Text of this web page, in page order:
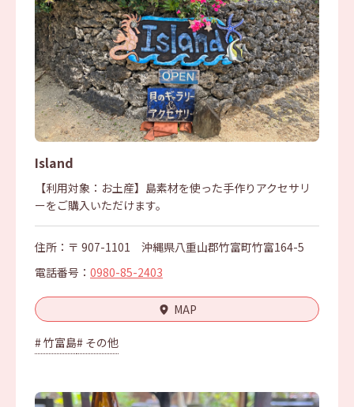
Island
【利用対象：お土産】島素材を使った手作りアクセサリ
ーをご購入いただけます。
住所：〒 907-1101 沖縄県八重山郡竹富町竹富164-5
電話番号： 0980-85-2403
MAP
# 竹富島# その他